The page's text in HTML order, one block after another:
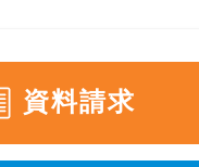
資料請求